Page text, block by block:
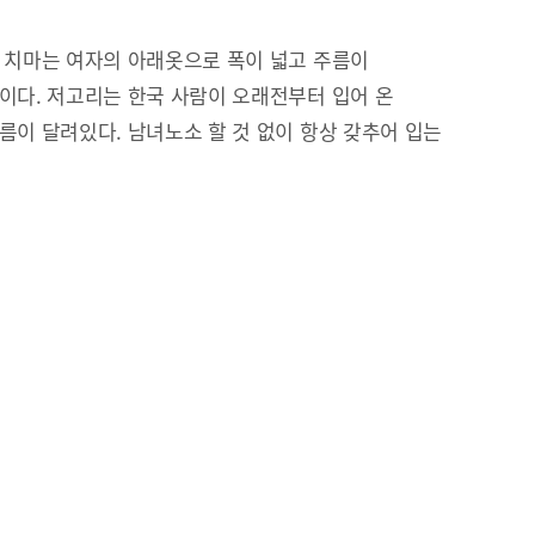
마는 여자의 아래옷으로 폭이 넓고 주름이
다. 저고리는 한국 사람이 오래전부터 입어 온
이 달려있다. 남녀노소 할 것 없이 항상 갖추어 입는